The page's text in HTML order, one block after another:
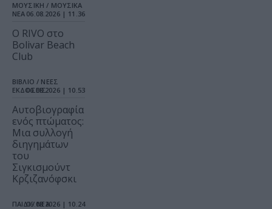
ΜΟΥΣΙΚΗ / ΜΟΥΣΙΚΑ
ΝΕΑ 06.08.2026 | 11.36
Ο RIVO στο
Bolivar Beach
Club
ΒΙΒΛΙΟ / ΝΕΕΣ
ΕΚΔΟΣΕΙΣ
06.08.2026 | 10.53
Αυτοβιογραφία
ενός πτώματος:
Μια συλλογή
διηγημάτων
του
Σιγκισμούντ
Κρζιζανόφσκι
ΠΑΙΔΙ / ΝΕΑ
06.08.2026 | 10.24